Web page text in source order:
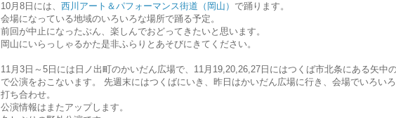
10月8日には、 西川アート＆パフォーマンス街道（岡山） で踊ります。
会場になっている地域のいろいろな場所で踊る予定。
前回が中止になったぶん、楽しんでおどってきたいと思います。
岡山にいらっしゃるかた是非ふらりとあそびにきてください。
11月3日～5日には日ノ出町のかいだん広場で、11月19,20,26,27日にはつくば市北条にある矢中
で公演をおこないます。 先週末にはつくばにいき、昨日はかいだん広場に行き、会場でいろいろ
打ち合わせ。
公演情報はまたアップします。